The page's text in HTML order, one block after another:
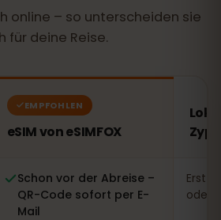
online – so unterscheiden sie
für deine Reise.
EMPFOHLEN
eSIM von eSIMFOX
Schon vor der Abreise –
QR-Code sofort per E-
Mail
Erst
oder